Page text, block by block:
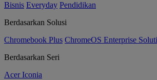
Bisnis Everyday Pendidikan
Berdasarkan Solusi
Chromebook Plus ChromeOS Enterprise
Berdasarkan Seri
Acer Iconia